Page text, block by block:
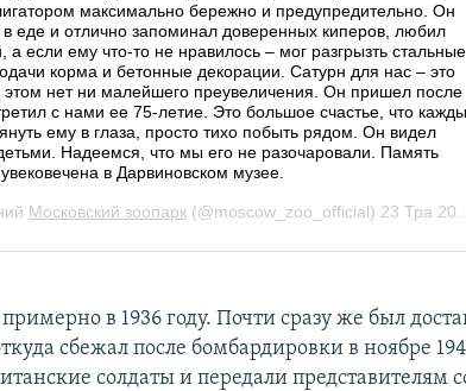
в 1936 году. Почти сразу же был
сбежал после бомбардировки в ноябре
солдаты и передали представителям